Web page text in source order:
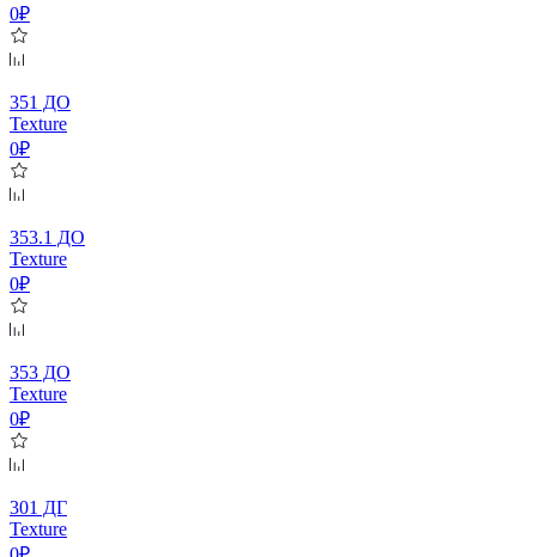
0₽
351 ДО
Texture
0₽
353.1 ДО
Texture
0₽
353 ДО
Texture
0₽
301 ДГ
Texture